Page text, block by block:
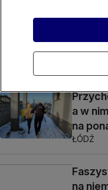
na
ŚWIAT
a w
na
ŁÓDŹ
na